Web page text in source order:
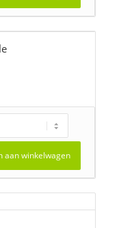
aan winkelwagen